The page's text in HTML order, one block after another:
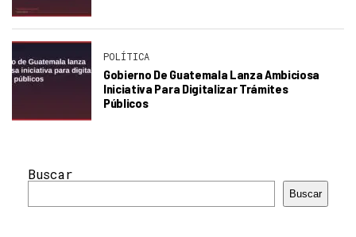
POLÍTICA
Gobierno De Guatemala Lanza Ambiciosa
Iniciativa Para Digitalizar Trámites
Públicos
Buscar
Buscar